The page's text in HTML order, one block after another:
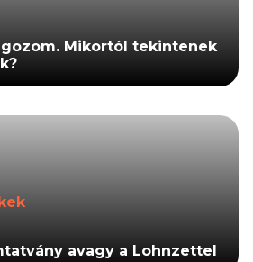
Mikortól tekintenek
avagy a Lohnzettel